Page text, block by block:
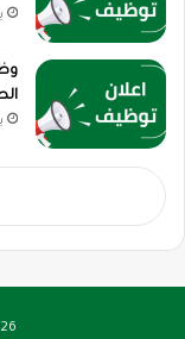
2026 -